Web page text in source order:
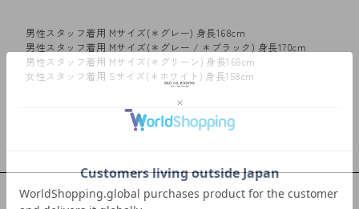
男性スタッフ着用 Mサイズ(＊グレー) 身長168cm
男性スタッフ着用 Mサイズ(＊グレー / ＊ブラック) 身長170cm
男性スタッフ着用 Mサイズ(＊グリーン) 身長168cm
女性スタッフ着用 Sサイズ(＊ホワイト) 身長158cm